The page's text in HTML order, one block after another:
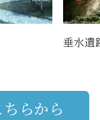
らから